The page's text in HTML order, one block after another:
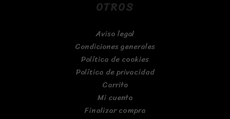
OTROS
Aviso legal
Condiciones generales
Política de cookies
Política de privacidad
Carrito
Mi cuenta
Finalizar compra